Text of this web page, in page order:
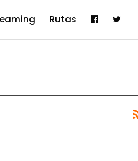
Rutas